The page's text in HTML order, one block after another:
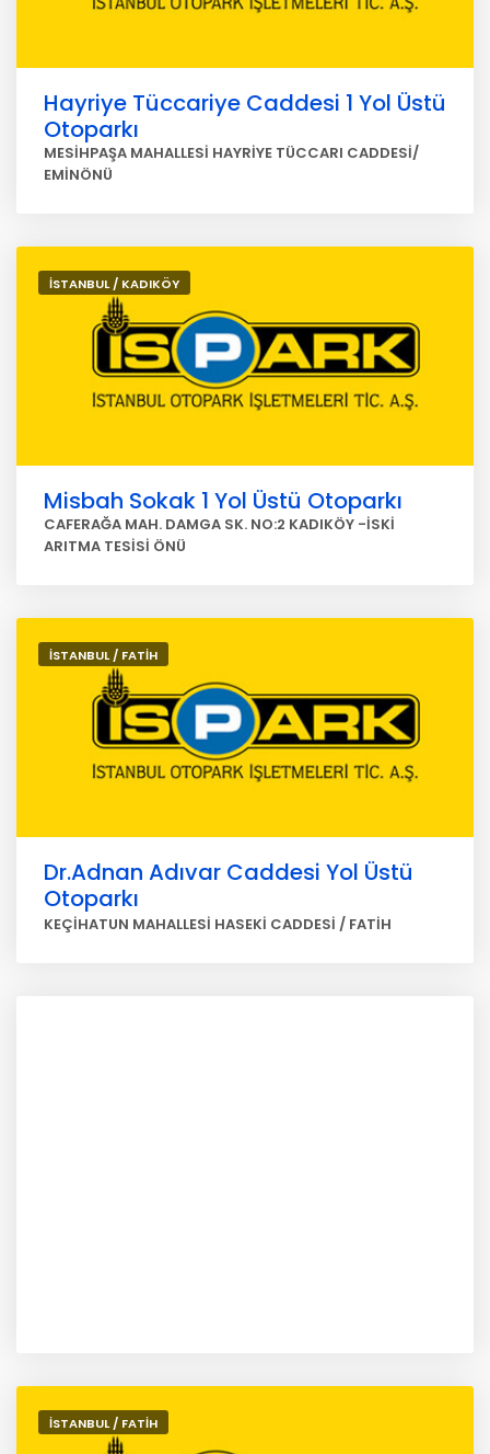
Hayriye Tüccariye Caddesi 1 Yol Üstü
Otoparkı
MESİHPAŞA MAHALLESİ HAYRİYE TÜCCARI CADDESİ/
EMİNÖNÜ
İSTANBUL / KADIKÖY
Misbah Sokak 1 Yol Üstü Otoparkı
CAFERAĞA MAH. DAMGA SK. NO:2 KADIKÖY -İSKİ
ARITMA TESİSİ ÖNÜ
İSTANBUL / FATİH
Dr.Adnan Adıvar Caddesi Yol Üstü
Otoparkı
KEÇİHATUN MAHALLESİ HASEKİ CADDESİ / FATİH
İSTANBUL / FATİH